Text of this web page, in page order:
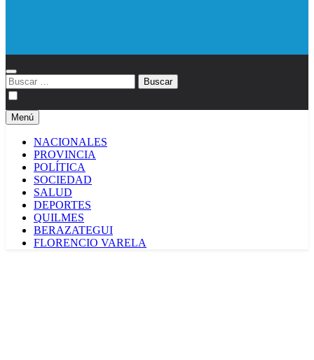
Buscar:
Menú
NACIONALES
PROVINCIA
POLÍTICA
SOCIEDAD
SALUD
DEPORTES
QUILMES
BERAZATEGUI
FLORENCIO VARELA